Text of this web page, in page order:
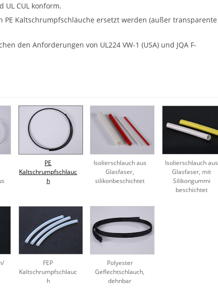
UL CUL konform.
PE Kaltschrumpfschläuche ersetzt werden (außer transparente
den Anforderungen von UL224 VW-1 (USA) und JQA F-
PE
Kaltschrumpfschlauc
h
Isolierschlauch aus
Glasfaser,
silikonbeschichtet
Isolierschlauch aus
Glasfaser, mit
Silikongummi
beschichtet
FEP
Kaltschrumpfschlauc
h
Polyester
Geflechtschlauch,
dehnbar